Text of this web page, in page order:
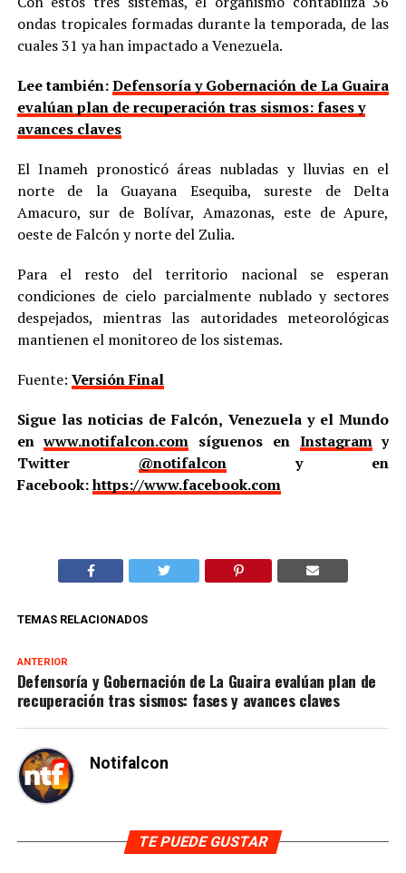
ondas tropicales formadas durante la temporada, de las
cuales 31 ya han impactado a Venezuela.
Lee también:Defensoría y Gobernación de La Guaira
evalúan plan de recuperación tras sismos: fases y
avances claves
El Inameh pronosticó áreas nubladas y lluvias en el
norte de la Guayana Esequiba, sureste de Delta
Amacuro, sur de Bolívar, Amazonas, este de Apure,
oeste de Falcón y norte del Zulia.
Para el resto del territorio nacional se esperan
condiciones de cielo parcialmente nublado y sectores
despejados, mientras las autoridades meteorológicas
mantienen el monitoreo de los sistemas.
Fuente: Versión Final
Sigue las noticias de Falcón, Venezuela y el Mundo
enwww.notifalcon.com síguenos en Instagramy
Twitter @notifalcony en
Facebook:https://www.facebook.com
TEMAS RELACIONADOS
ANTERIOR
Defensoría y Gobernación de La Guaira evalúan plan de
recuperación tras sismos: fases y avances claves
Notifalcon
TE PUEDE GUSTAR